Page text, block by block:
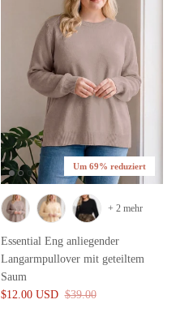
Um 69% reduziert
Essential Eng anliegender
Langarmpullover mit geteiltem
Saum
$12.00 USD $39.00
+ 2 mehr